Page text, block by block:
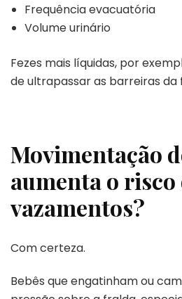
Frequência evacuatória
Volume urinário
Fezes mais líquidas, por
de ultrapassar as barreiras da
Movimentação
aumenta o risco
vazamentos?
Com certeza.
Bebês que engatinham ou